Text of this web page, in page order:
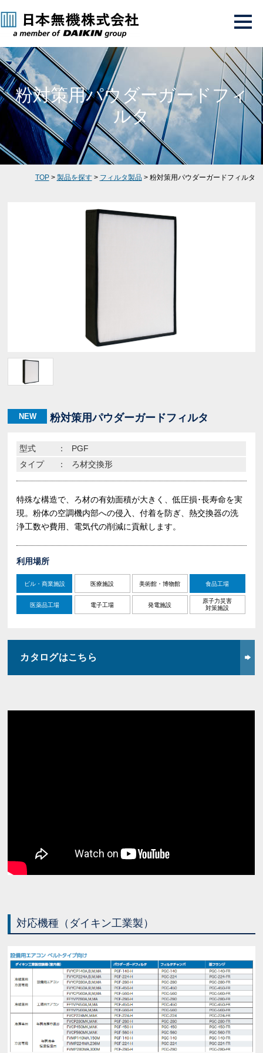
粉対策用パウダーガードフィ
ルタ
TOP> 製品を探す> フィルタ製品> 粉対策用パウダーガードフィルタ
NEW 粉対策用パウダーガードフィルタ
型式 ：
PGF
タイプ
： ろ材交換形
特殊な構造で、ろ材の有効面積が大きく、低圧損･長寿命を実
現。粉体の空調機内部への侵入、付着を防ぎ、熱交換器の洗
浄工数や費用、電気代の削減に貢献します。
利用場所
ビル・商業施設 医療施設 美術館・博物館 食品工場
医薬品工場 電子工場 発電施設
原子力災害
対策施設
カタログはこちら
対応機種（ダイキン工業製）